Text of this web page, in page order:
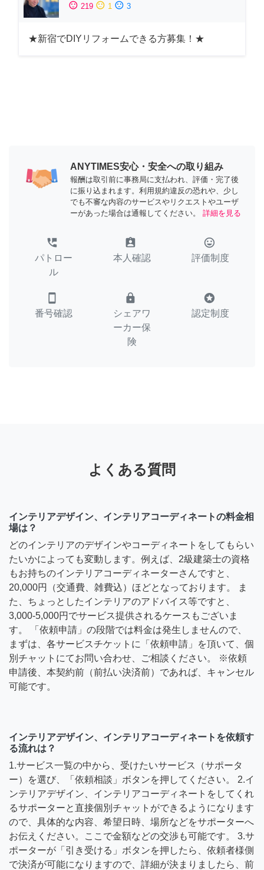
sentiment_satisfied 219 sentiment_neutral 1 sentiment_dissatisfied 3
★新宿でDIYリフォームできる方募集！★
ANYTIMES安心・安全への取り組み
報酬は取引前に事務局に支払われ、評価・完了後
に振り込まれます。利用規約違反の恐れや、少し
でも不審な内容のサービスやリクエストやユーザ
ーがあった場合は通報してください。
詳細を見る
perm_phone_msg
パトロー
ル
assignment_ind
本人確認
tag_faces
評価制度
smartphone
番号確認
lock
シェアワ
ーカー保
険
stars
認定制度
よくある質問
インテリアデザイン、インテリアコーディネートの料金相
場は？
どのインテリアのデザインやコーディネートをしてもらい
たいかによっても変動します。例えば、2級建築士の資格
もお持ちのインテリアコーディネーターさんですと、
20,000円（交通費、雑費込）ほどとなっております。 ま
た、ちょっとしたインテリアのアドバイス等ですと、
3,000-5,000円でサービス提供されるケースもございま
す。 「依頼申請」の段階では料金は発生しませんので、
まずは、各サービスチケットに「依頼申請」を頂いて、個
別チャットにてお問い合わせ、ご相談ください。 ※依頼
申請後、本契約前（前払い決済前）であれば、キャンセル
可能です。
インテリアデザイン、インテリアコーディネートを依頼す
る流れは？
1.サービス一覧の中から、受けたいサービス（サポータ
ー）を選び、「依頼相談」ボタンを押してください。 2.イ
ンテリアデザイン、インテリアコーディネートをしてくれ
るサポーターと直接個別チャットができるようになります
ので、具体的な内容、希望日時、場所などをサポーターへ
お伝えください。ここで金額などの交渉も可能です。 3.サ
ポーターが「引き受ける」ボタンを押したら、依頼者様側
で決済が可能になりますので、詳細が決まりましたら、前